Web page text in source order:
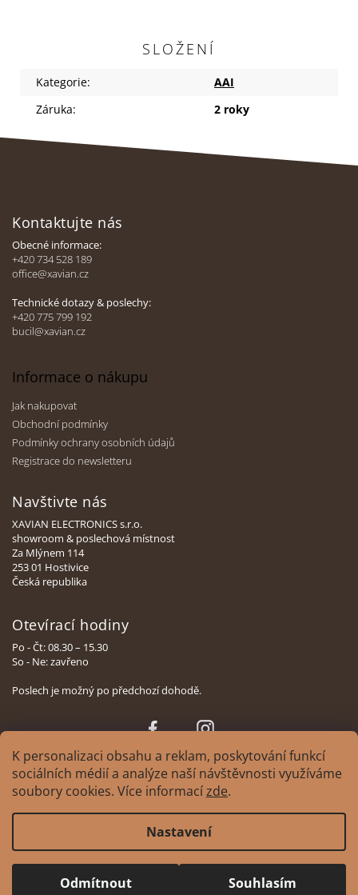
K personalizaci obsahu a reklam, poskytování funkcí
sociálních médií a analýze naší návštěvnosti využíváme
soubory cookies. Více informacízde.
Nastavení
Odmítnout Souhlasím
SLOŽENÍ
Kategorie:
AAI
Záruka: 2 roky
Kontaktujte nás
Obecné informace:
+420 734 528 189
office@xavian.cz
Technické dotazy & poslechy:
+420 775 799 192
bucil@xavian.cz
Informace o nákupu
Jak nakupovat
Obchodní podmínky
Podmínky ochrany osobních údajů
Registrace do newsletteru
Navštivte nás
XAVIAN ELECTRONICS s.r.o.
showroom & poslechová místnost
Za Mlýnem 114
253 01 Hostivice
Česká republika
Otevírací hodiny
Po - Čt: 08.30 – 15.30
So - Ne: zavřeno
Poslech je možný po předchozí dohodě.
Face
Insta
vyhrazena.
Upravit nastavení cookies